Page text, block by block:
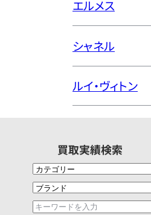
エルメス
シャネル
ルイ・ヴィトン
買取実績検索